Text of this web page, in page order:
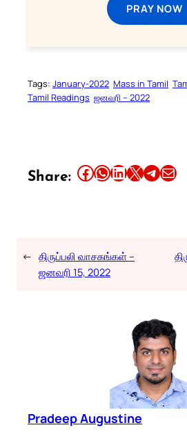
PRAY NOW
Tags: January-2022 Mass in Tamil
Tamil Readings ஜனவரி – 2022
Share: Share this article on Facebook Share this article on WhatsApp Share this article on LinkedIn Share this article on X Share this article on TelegramEmail this Article
← திருப்பலி வாசகங்கள் –
ஜனவரி 15, 2022
Pradeep Augustine